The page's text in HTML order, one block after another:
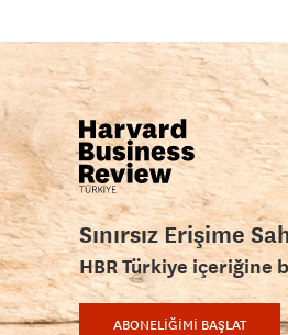
Sınırsız Erişime
HBR Türkiye içeriğine
ABONELİĞİMİ BAŞLAT